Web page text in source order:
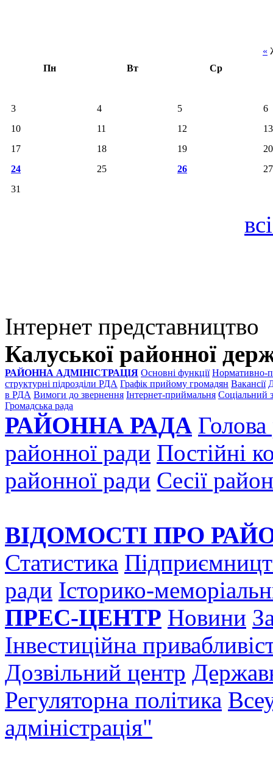
«
Пн
Вт Ср
3 4 5
6
10
11 12
13
17
18 19
20
24
25 26
27
31
Інтернет представництво
Калуської районної
РАЙОННА АДМІНІСТРАЦІЯ Основні функції Нормативно-
структурні підрозділи РДА Графік прийому громадян Вакансії
в РДА Вимоги до звернення Інтернет-приймальня Соціальний
Громадська рада
РАЙОННА РАДА
районної ради Постійні
районної ради Сесії
ВІДОМОСТІ ПРО
Статистика
ради Історико-
ПРЕС-ЦЕНТР Новини
Інвестиційна
Дозвільний центр
Регуляторна політика
адміністрація"